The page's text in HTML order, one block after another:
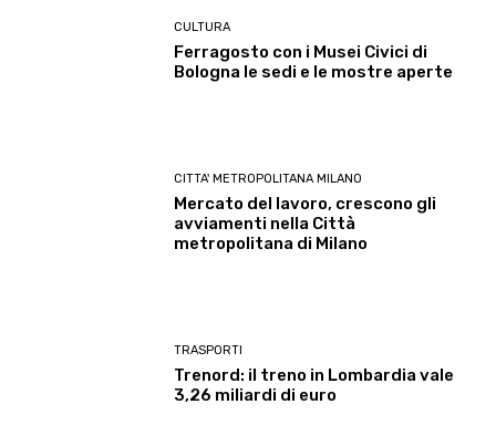
CULTURA
Ferragosto con i Musei Civici di
Bologna le sedi e le mostre aperte
CITTA' METROPOLITANA MILANO
Mercato del lavoro, crescono gli
avviamenti nella Città
metropolitana di Milano
TRASPORTI
Trenord: il treno in Lombardia vale
3,26 miliardi di euro